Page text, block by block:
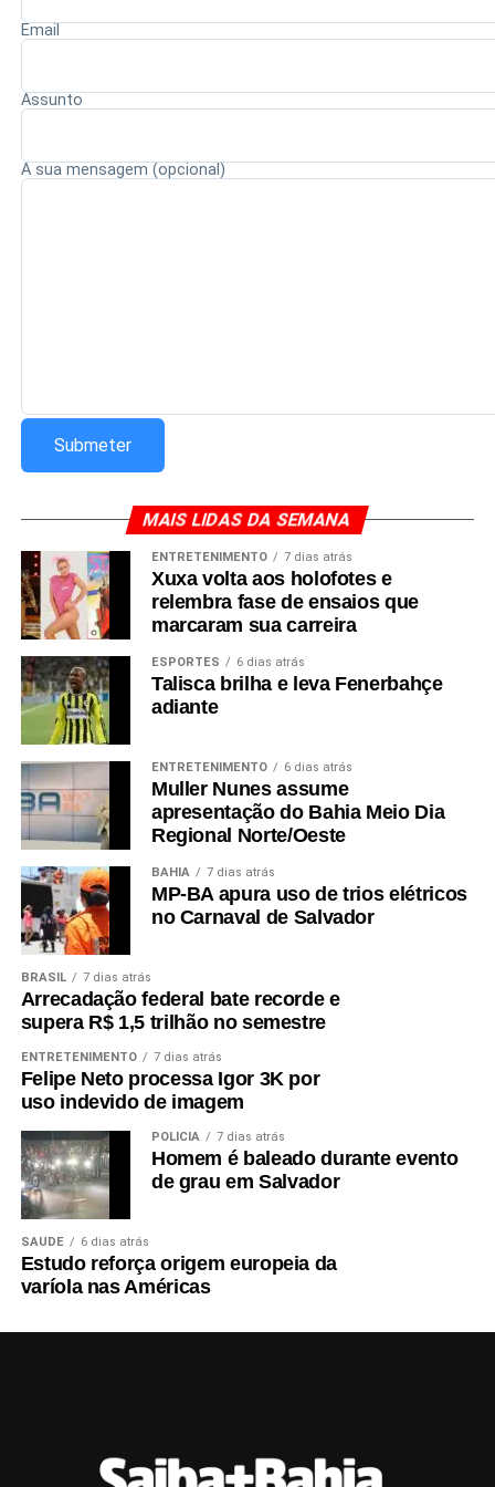
repercutindo entre torcedores e dirigentes.
Email
Assunto
A sua mensagem (opcional)
MAIS LIDAS DA SEMANA
ENTRETENIMENTO 7 dias atrás
Xuxa volta aos holofotes e
relembra fase de ensaios que
marcaram sua carreira
ESPORTES 6 dias atrás
Talisca brilha e leva Fenerbahçe
adiante
ENTRETENIMENTO 6 dias atrás
Muller Nunes assume
apresentação do Bahia Meio Dia
Regional Norte/Oeste
BAHIA 7 dias atrás
MP-BA apura uso de trios elétricos
no Carnaval de Salvador
BRASIL 7 dias atrás
Arrecadação federal bate recorde e
supera R$ 1,5 trilhão no semestre
ENTRETENIMENTO 7 dias atrás
Felipe Neto processa Igor 3K por
uso indevido de imagem
POLÍCIA 7 dias atrás
Homem é baleado durante evento
de grau em Salvador
SAÚDE 6 dias atrás
Estudo reforça origem europeia da
varíola nas Américas